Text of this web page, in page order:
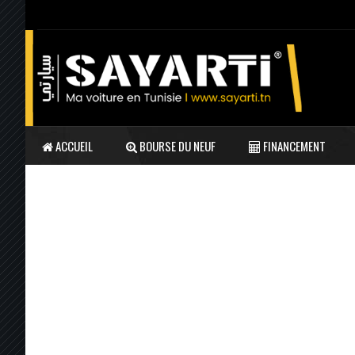
ACCUEIL BOURSE DU NEUF FINANCEMENT